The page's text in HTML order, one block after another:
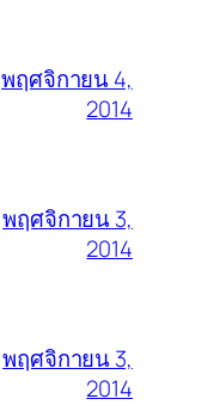
พฤศจิกายน 4,
2014
พฤศจิกายน 3,
2014
พฤศจิกายน 3,
2014